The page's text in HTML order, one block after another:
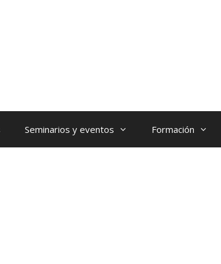
Seminarios y eventos Formación